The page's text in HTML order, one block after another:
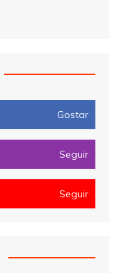
Gostar
Seguir
Seguir